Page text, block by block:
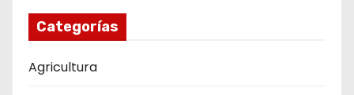
Categorías
Agricultura